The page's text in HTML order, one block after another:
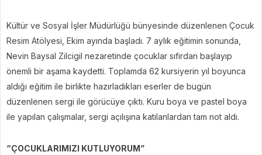
Kültür ve Sosyal İşler Müdürlüğü bünyesinde düzenlenen Çocuk
Resim Atölyesi, Ekim ayında başladı. 7 aylık eğitimin sonunda,
Nevin Baysal Zilcigil nezaretinde çocuklar sıfırdan başlayıp
önemli bir aşama kaydetti. Toplamda 62 kursiyerin yıl boyunca
aldığı eğitim ile birlikte hazırladıkları eserler de bugün
düzenlenen sergi ile görücüye çıktı. Kuru boya ve pastel boya
ile yapılan çalışmalar, sergi açılışına katılanlardan tam not aldı.
“ÇOCUKLARIMIZI KUTLUYORUM”